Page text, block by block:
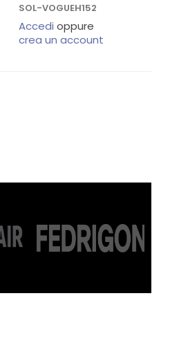
SOL-VOGUEH152
Accedi oppure
crea un account